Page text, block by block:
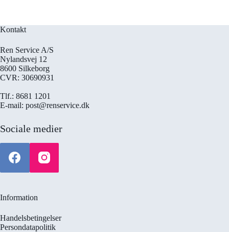
Kontakt
Ren Service A/S
Nylandsvej 12
8600 Silkeborg
CVR: 30690931
Tlf.: 8681 1201
E-mail: post@renservice.dk
Sociale medier
Information
Handelsbetingelser
Persondatapolitik